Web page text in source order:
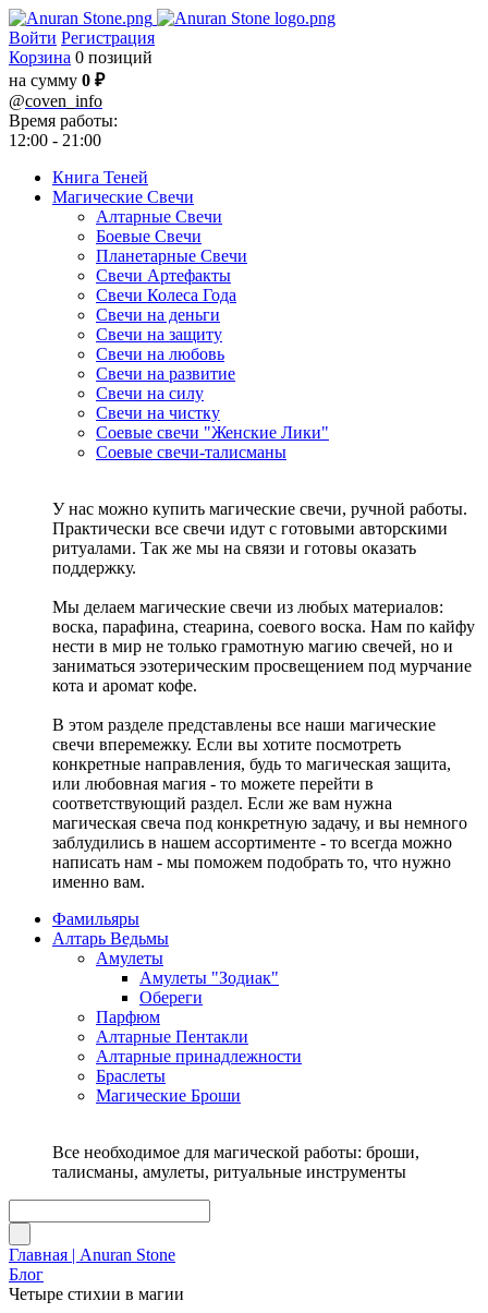
Войти Регистрация
Корзина 0 позиций
на сумму 0 ₽
@coven_info
Время работы:
12:00 - 21:00
Книга Теней
Магические Свечи
Алтарные Свечи
Боевые Свечи
Планетарные Свечи
Свечи Артефакты
Свечи Колеса Года
Свечи на деньги
Свечи на защиту
Свечи на любовь
Свечи на развитие
Свечи на силу
Свечи на чистку
Соевые свечи "Женские Лики"
Соевые свечи-талисманы
У нас можно купить магические свечи, ручной работы.
Практически все свечи идут с готовыми авторскими
ритуалами. Так же мы на связи и готовы оказать
поддержку.
Мы делаем магические свечи из любых материалов:
воска, парафина, стеарина, соевого воска. Нам по кайфу
нести в мир не только грамотную магию свечей, но и
заниматься эзотерическим просвещением под мурчание
кота и аромат кофе.
В этом разделе представлены все наши магические
свечи вперемежку. Если вы хотите посмотреть
конкретные направления, будь то магическая защита,
или любовная магия - то можете перейти в
соответствующий раздел. Если же вам нужна
магическая свеча под конкретную задачу, и вы немного
заблудились в нашем ассортименте - то всегда можно
написать нам - мы поможем подобрать то, что нужно
именно вам.
Фамильяры
Алтарь Ведьмы
Амулеты
Амулеты "Зодиак"
Обереги
Парфюм
Алтарные Пентакли
Алтарные принадлежности
Браслеты
Магические Броши
Все необходимое для магической работы: броши,
талисманы, амулеты, ритуальные инструменты
Главная | Anuran Stone
Блог
Четыре стихии в магии